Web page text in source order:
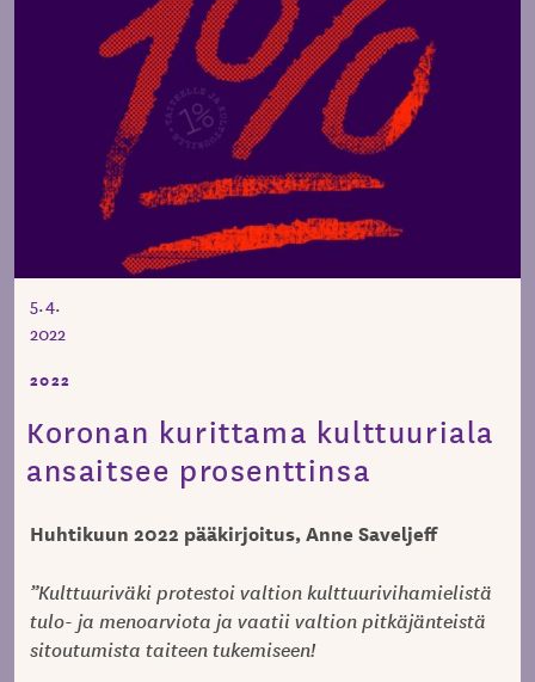
5.4.
2022
2022
Koronan kurittama kulttuuriala
ansaitsee prosenttinsa
Huhtikuun 2022 pääkirjoitus, Anne Saveljeff
”Kulttuuriväki protestoi valtion kulttuurivihamielistä
tulo- ja menoarviota ja vaatii valtion pitkäjänteistä
sitoutumista taiteen tukemiseen!